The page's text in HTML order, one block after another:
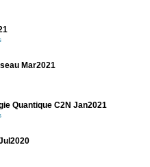
Mar2021
Quantique C2N Jan2021